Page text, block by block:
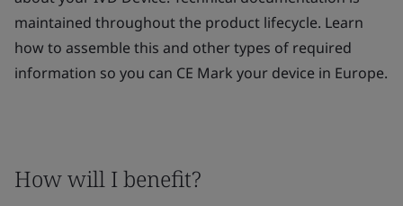
maintained throughout the product lifecycle. Learn
how to assemble this and other types of required
information so you can CE Mark your device in Europe.
How will I benefit?